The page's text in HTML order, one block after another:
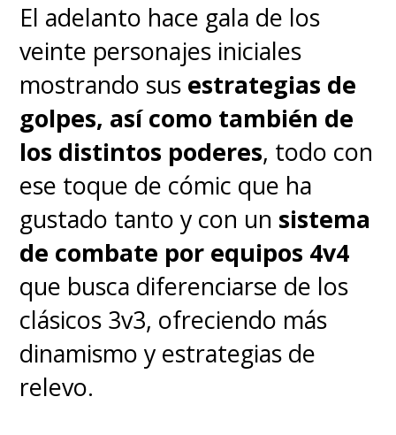
El adelanto hace gala de los
veinte personajes iniciales
mostrando sus estrategias de
golpes, así como también de
los distintos poderes, todo con
ese toque de cómic que ha
gustado tanto y con un sistema
de combate por equipos 4v4
que busca diferenciarse de los
clásicos 3v3, ofreciendo más
dinamismo y estrategias de
relevo.